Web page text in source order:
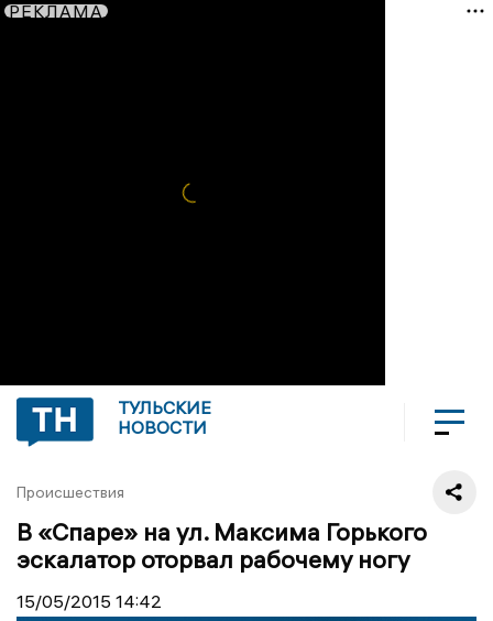
РЕКЛАМА
ТУЛЬСКИЕ
НОВОСТИ
Происшествия
В «Спаре» на ул. Максима Горького
эскалатор оторвал рабочему ногу
15/05/2015 14:42